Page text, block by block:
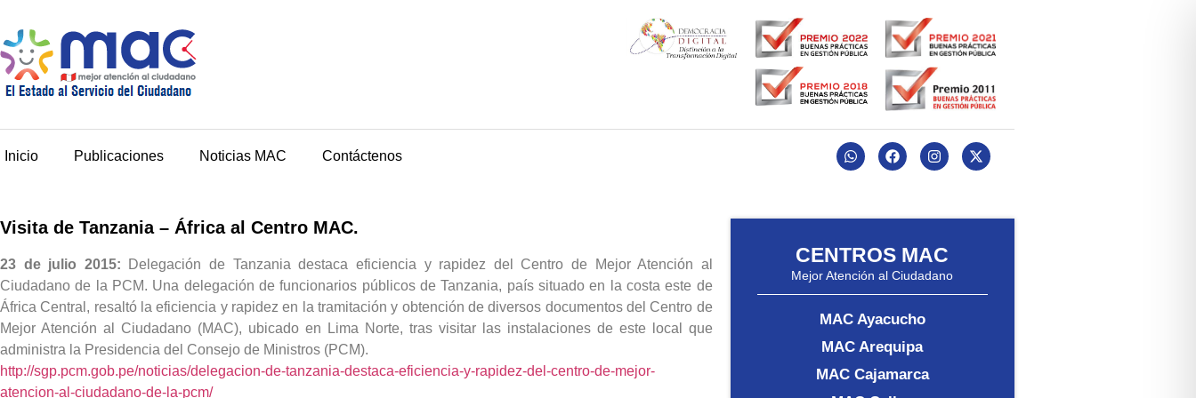
Inicio Publicaciones Noticias MAC Contáctenos
Visita de Tanzania – África al Centro MAC.
23 de julio 2015: Delegación de Tanzania destaca eficiencia y rapidez del Centro de Mejor Atención al
Ciudadano de la PCM. Una delegación de funcionarios públicos de Tanzania, país situado en la costa este de
África Central, resaltó la eficiencia y rapidez en la tramitación y obtención de diversos documentos del Centro de
Mejor Atención al Ciudadano (MAC), ubicado en Lima Norte, tras visitar las instalaciones de este local que
administra la Presidencia del Consejo de Ministros (PCM).
http://sgp.pcm.gob.pe/noticias/delegacion-de-tanzania-destaca-eficiencia-y-rapidez-del-centro-de-mejor-
atencion-al-ciudadano-de-la-pcm/
CENTROS MAC
Mejor Atención al Ciudadano
MAC Ayacucho
MAC Arequipa
MAC Cajamarca